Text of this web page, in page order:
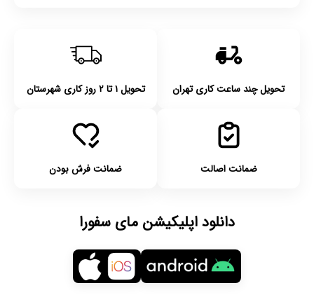
تحویل چند ساعت کاری تهران تحویل ۱ تا ۲ روز کاری شهرستان
ضمانت اصالت ضمانت فرش بودن
دانلود اپلیکیشن مای سفورا